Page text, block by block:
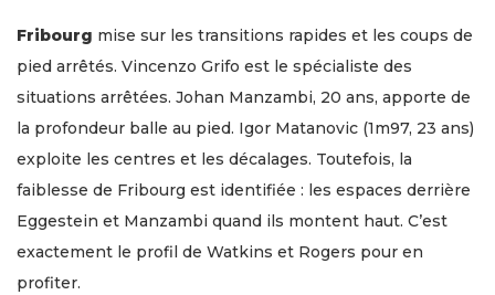
Fribourg mise sur les transitions rapides et les coups de
pied arrêtés. Vincenzo Grifo est le spécialiste des
situations arrêtées. Johan Manzambi, 20 ans, apporte de
la profondeur balle au pied. Igor Matanovic (1m97, 23 ans)
exploite les centres et les décalages. Toutefois, la
faiblesse de Fribourg est identifiée : les espaces derrière
Eggestein et Manzambi quand ils montent haut. C’est
exactement le profil de Watkins et Rogers pour en
profiter.